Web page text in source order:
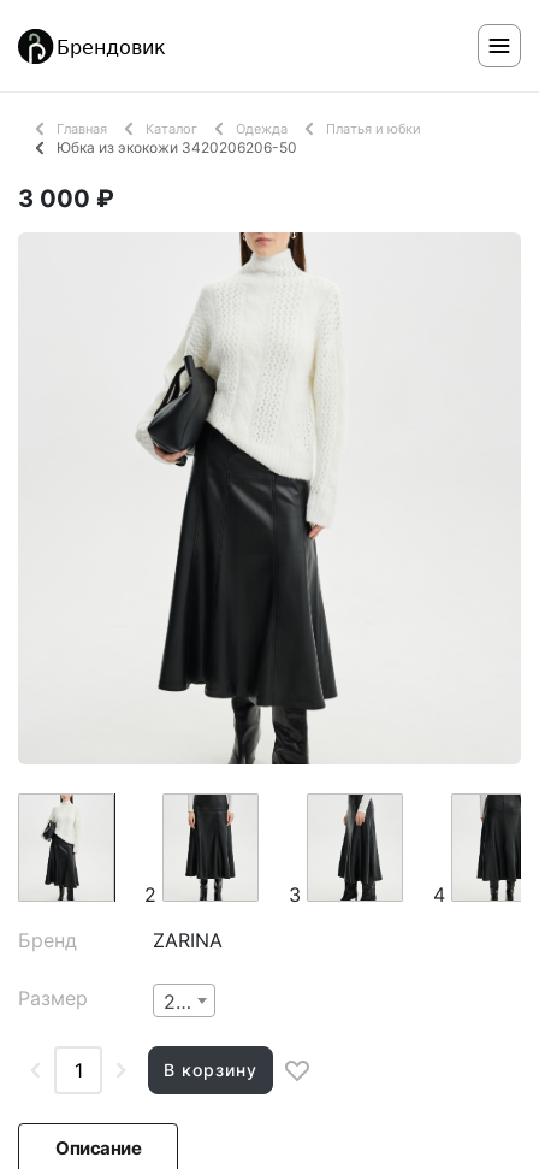
Главная Каталог Одежда Платья и юбки
Юбка из экокожи 3420206206-50
3 000 ₽
2 3
4
Бренд
ZARINA
Размер 2XS
В корзину
Описание